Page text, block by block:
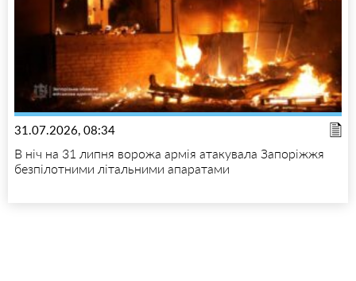
31.07.2026, 08:34
В ніч на 31 липня ворожа армія атакувала Запоріжжя
безпілотними літальними апаратами